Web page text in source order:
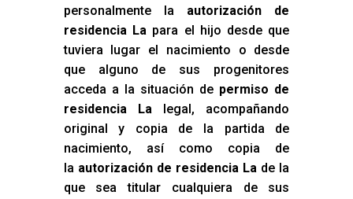
personalmente la autorización de
residencia Lapara el hijo desde que
tuviera lugar el nacimiento o desde
que alguno de sus progenitores
acceda a la situación de permiso de
residencia Lalegal, acompañando
original y copia de la partida de
nacimiento, así como copia de
la autorización de residencia La de la
que sea titular cualquiera de sus